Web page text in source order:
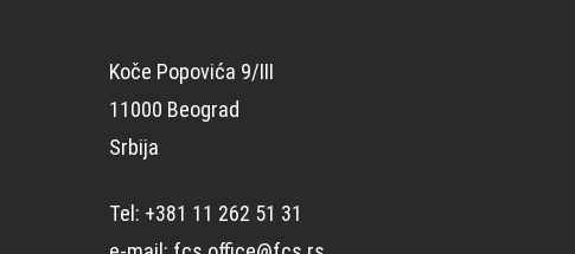
Koče Popovića 9/III
11000 Beograd
Srbija
Tel: +381 11 262 51 31